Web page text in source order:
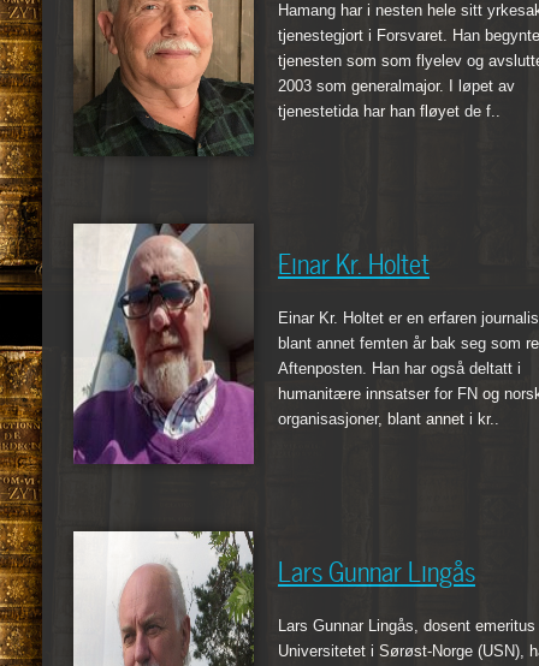
Hamang har i nesten hele sitt
tjenestegjort i Forsvaret. Han
tjenesten som som flyelev og
2003 som generalmajor. I løpet av
tjenestetida har han fløyet de f..
Einar Kr. Holtet
Einar Kr. Holtet er en erfaren
blant annet femten år bak seg som
Aftenposten. Han har også deltatt i
humanitære innsatser for FN og
organisasjoner, blant annet i kr..
Lars Gunnar Lingås
Lars Gunnar Lingås, dosent
Universitetet i Sørøst-Norge (USN),